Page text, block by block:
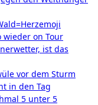
wieder on Tour
ist das
vor dem Sturm
in den Tag
5 unter 5